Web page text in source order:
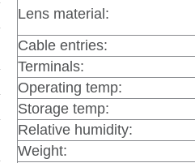
Lens material:
Cable entries:
Terminals:
Operating temp:
Storage temp:
Relative humidity:
Weight: